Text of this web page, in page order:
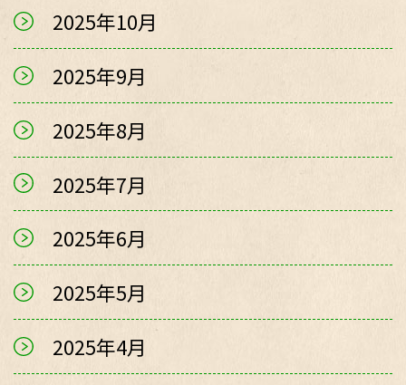
2025年10月
2025年9月
2025年8月
2025年7月
2025年6月
2025年5月
2025年4月